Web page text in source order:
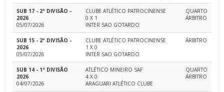
SUB 17 - 2ª DIVISÃO -
2026
05/07/2026
CLUBE ATLÉTICO PATROCINENSE
0 X 1
INTER SAO GOTARDO
QUARTO
ÁRBITRO
SUB 15 - 2ª DIVISÃO -
2026
05/07/2026
CLUBE ATLÉTICO PATROCINENSE
1 X 0
INTER SAO GOTARDO
ÁRBITRO
SUB 14 - 1ª DIVISÃO
2026
04/07/2026
ATLÉTICO MINEIRO SAF
4 X 0
ARAGUARI ATLÉTICO CLUBE
QUARTO
ÁRBITRO